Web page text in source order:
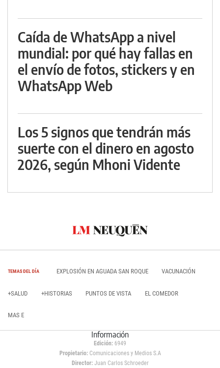
Caída de WhatsApp a nivel
mundial: por qué hay fallas en
el envío de fotos, stickers y en
WhatsApp Web
Los 5 signos que tendrán más
suerte con el dinero en agosto
2026, según Mhoni Vidente
TEMAS DEL DÍA EXPLOSIÓN EN AGUADA SAN ROQUE VACUNACIÓN
+SALUD +HISTORIAS PUNTOS DE VISTA EL COMEDOR
MAS E
Información
Edición: 6949
Propietario:Comunicaciones y Medios S.A
Director: Juan Carlos Schroeder